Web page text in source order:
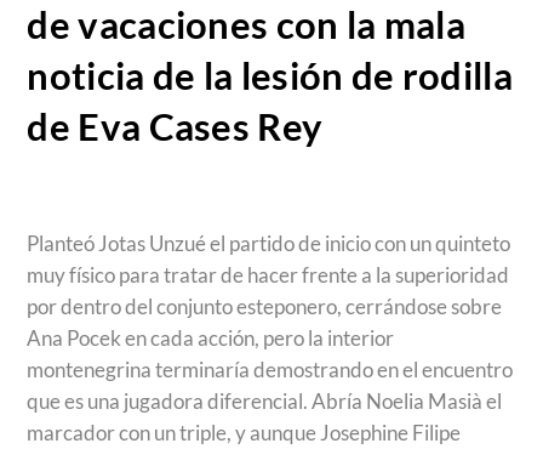
de vacaciones con la mala
noticia de la lesión de rodilla
de Eva Cases Rey
Planteó Jotas Unzué el partido de inicio con un quinteto
muy físico para tratar de hacer frente a la superioridad
por dentro del conjunto esteponero, cerrándose sobre
Ana Pocek en cada acción, pero la interior
montenegrina terminaría demostrando en el encuentro
que es una jugadora diferencial. Abría Noelia Masià el
marcador con un triple, y aunque Josephine Filipe